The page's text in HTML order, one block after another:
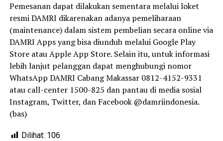
Pemesanan dapat dilakukan sementara melalui loket
resmi DAMRI dikarenakan adanya pemeliharaan
(maintenance) dalam sistem pembelian secara online via
DAMRI Apps yang bisa diunduh melalui Google Play
Store atau Apple App Store. Selain itu, untuk informasi
lebih lanjut pelanggan dapat menghubungi nomor
WhatsApp DAMRI Cabang Makassar 0812-4152-9331
atau call-center 1500-825 dan pantau di media sosial
Instagram, Twitter, dan Facebook @damriindonesia.
(bas)
Dilihat: 106